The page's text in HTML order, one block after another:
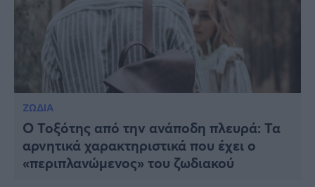
ΖΩΔΙΑ
Ο Τοξότης από την ανάποδη πλευρά: Τα
αρνητικά χαρακτηριστικά που έχει ο
«περιπλανώμενος» του ζωδιακού